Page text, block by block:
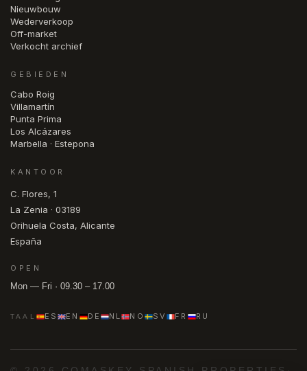
Nieuwbouw
Wederverkoop
Off-market
Verkocht archief
GEBIEDEN
Cabo Roig
Villamartín
Punta Prima
Los Alcázares
Marbella · Estepona
KANTOOR
C. Flores, 1
La Zenia · 03189
Orihuela Costa, Alicante
España
OPEN
Mon — Fri · 09.30 – 17.00
TAAL ES EN DE NL NO SV FR RU